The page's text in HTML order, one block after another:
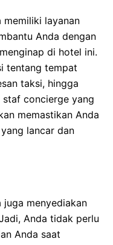
layanan
Anda dengan
di hotel ini.
tentang tempat
taksi, hingga
staf concierge yang
memastikan Anda
lancar dan
menyediakan
Anda tidak perlu
Anda saat